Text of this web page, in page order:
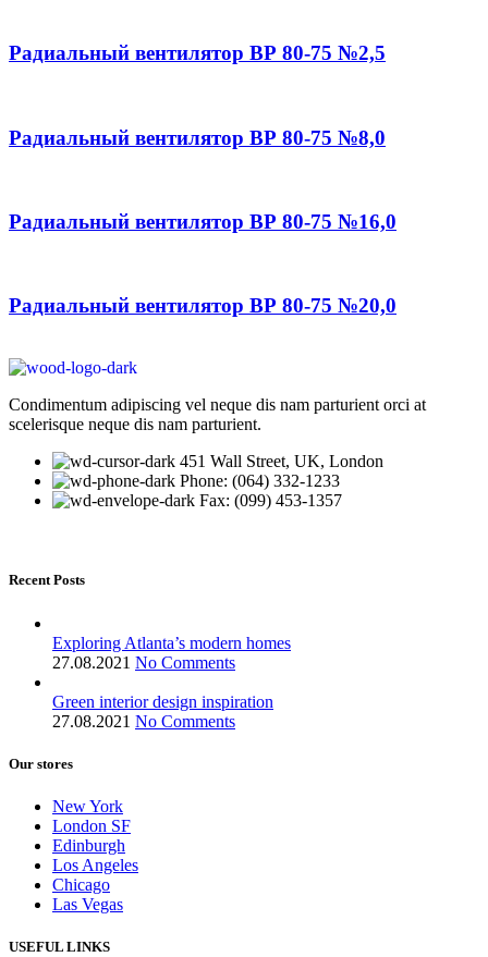
Радиальный вентилятор ВР 80-75 №2,5
Радиальный вентилятор ВР 80-75 №8,0
Радиальный вентилятор ВР 80-75 №16,0
Радиальный вентилятор ВР 80-75 №20,0
Condimentum adipiscing vel neque dis nam parturient orci at
scelerisque neque dis nam parturient.
451 Wall Street, UK, London
Phone: (064) 332-1233
Fax: (099) 453-1357
Recent Posts
Exploring Atlanta’s modern homes
27.08.2021 No Comments
Green interior design inspiration
27.08.2021 No Comments
Our stores
New York
London SF
Edinburgh
Los Angeles
Chicago
Las Vegas
USEFUL LINKS